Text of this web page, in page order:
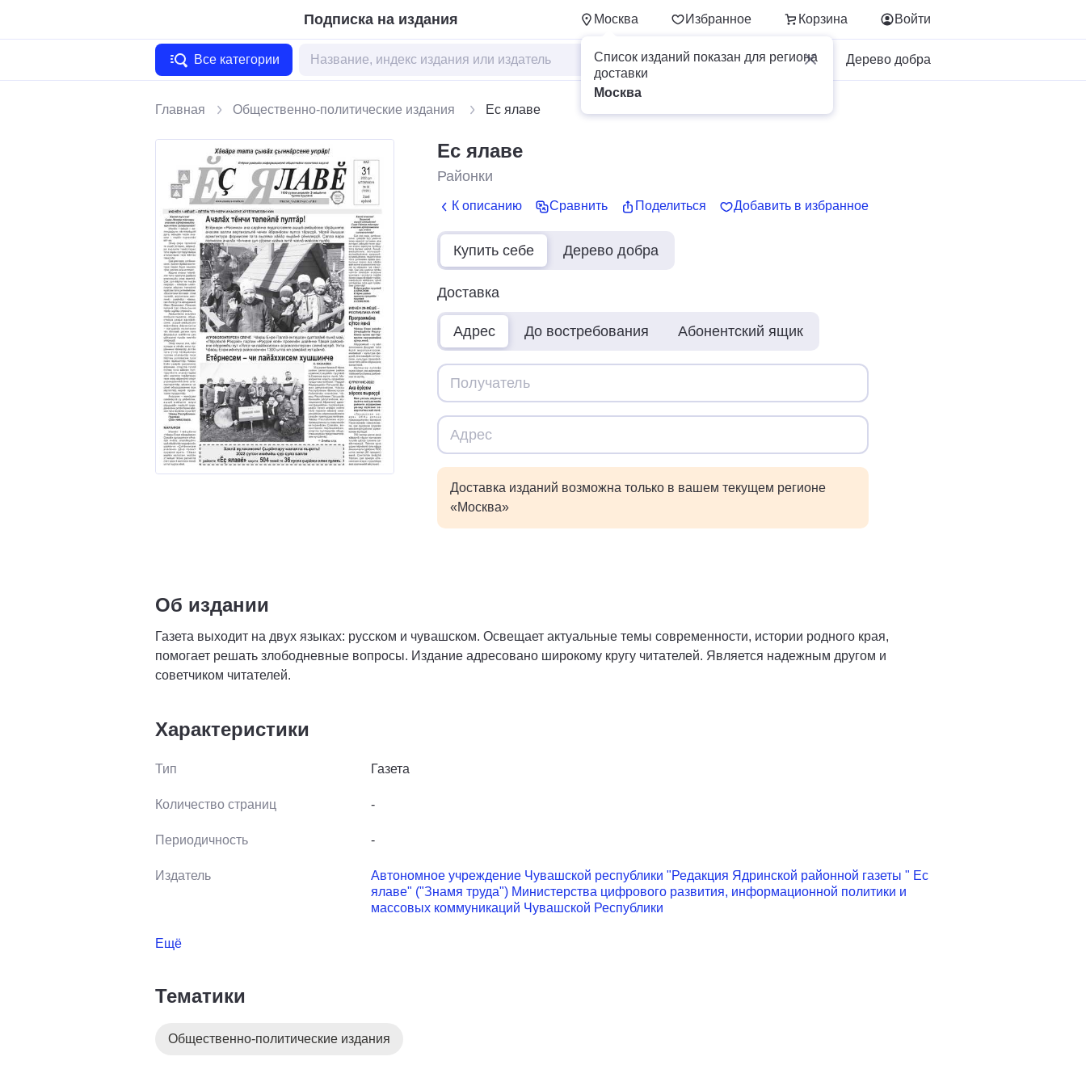
Подписка на издания Москва Избранное Корзина
Список изданий показан для региона
доставки
Москва
Войти
Все категории Для бизнеса Дерево добра
Главная Общественно-политические издания Ес ялаве
Ес ялаве
Районки
К описанию Сравнить Поделиться Добавить в избранное
Купить себе Дерево добра
Доставка
Адрес До востребования Абонентский ящик
Доставка изданий возможна только в вашем текущем регионе
«Москва»
Об издании
Газета выходит на двух языках: русском и чувашском. Освещает актуальные темы современности, истории родного края,
помогает решать злободневные вопросы. Издание адресовано широкому кругу читателей. Является надежным другом и
советчиком читателей.
Характеристики
Тип Газета
Количество страниц -
Периодичность -
Издатель
Автономное учреждение Чувашской республики "Редакция Ядринской районной газеты " Ес
ялаве" ("Знамя труда") Министерства цифрового развития, информационной политики и
массовых коммуникаций Чувашской Республики
Ещё
Тематики
Общественно-политические издания